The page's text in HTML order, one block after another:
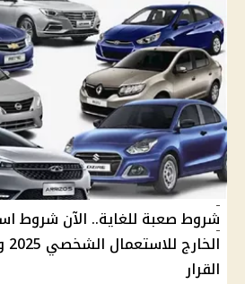
شروط صعبة للغاية.. الآن شروط
القرار